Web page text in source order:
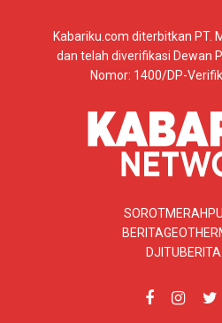
Kabariku.com diterbitkan PT.
dan telah diverifikasi Dewan
Nomor: 1400/DP-